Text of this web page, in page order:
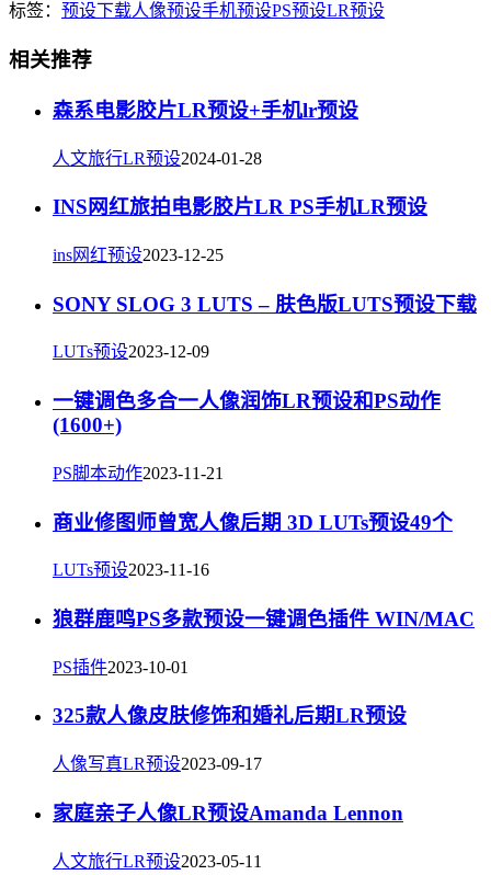
标签： 预设下载人像预设手机预设PS预设LR预设
相关推荐
森系电影胶片LR预设+手机lr预设
人文旅行LR预设2024-01-28
INS网红旅拍电影胶片LR PS手机LR预设
ins网红预设2023-12-25
SONY SLOG 3 LUTS – 肤色版LUTS预设下载
LUTs预设2023-12-09
一键调色多合一人像润饰LR预设和PS动作
(1600+)
PS脚本动作2023-11-21
商业修图师曾宽人像后期 3D LUTs预设49个
LUTs预设2023-11-16
狼群鹿鸣PS多款预设一键调色插件 WIN/MAC
PS插件2023-10-01
325款人像皮肤修饰和婚礼后期LR预设
人像写真LR预设2023-09-17
家庭亲子人像LR预设Amanda Lennon
人文旅行LR预设2023-05-11